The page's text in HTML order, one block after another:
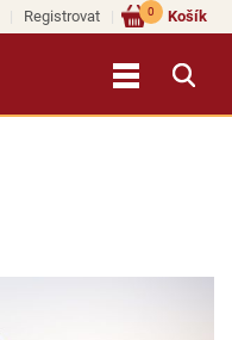
Registrovat Košík
0